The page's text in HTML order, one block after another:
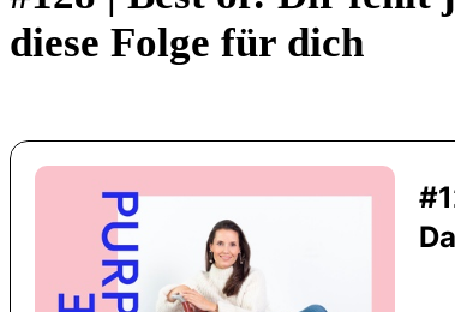
diese Folge für dich